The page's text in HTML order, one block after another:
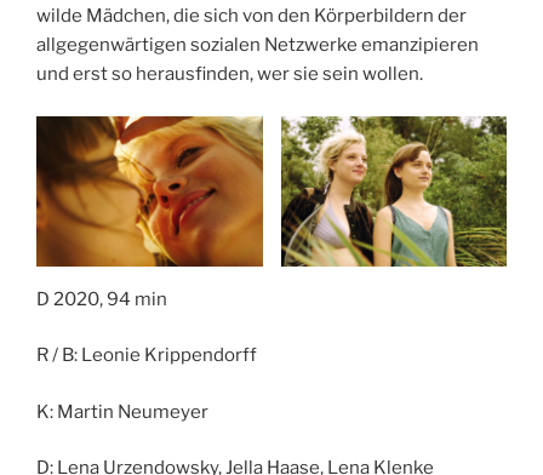
wilde Mädchen, die sich von den Körperbildern der
allgegenwärtigen sozialen Netzwerke emanzipieren
und erst so herausfinden, wer sie sein wollen.
D 2020, 94 min
R / B: Leonie Krippendorff
K: Martin Neumeyer
D: Lena Urzendowsky, Jella Haase, Lena Klenke